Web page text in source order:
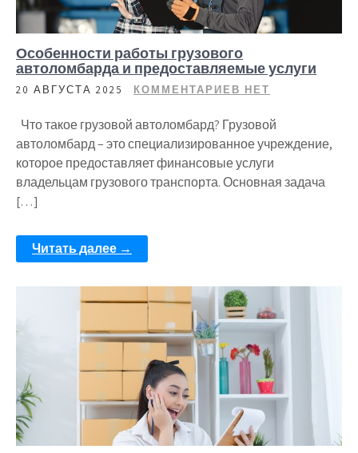
Особенности работы грузового
автоломбарда и предоставляемые услуги
20 АВГУСТА 2025 КОММЕНТАРИЕВ НЕТ
Что такое грузовой автоломбард? Грузовой
автоломбард – это специализированное учреждение,
которое предоставляет финансовые услуги
владельцам грузового транспорта. Основная задача
[…]
Читать далее →